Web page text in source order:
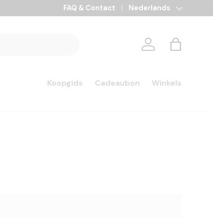
FAQ & Contact Taal
Nederlands
InloggenTas
Koopgids Cadeaubon Winkels